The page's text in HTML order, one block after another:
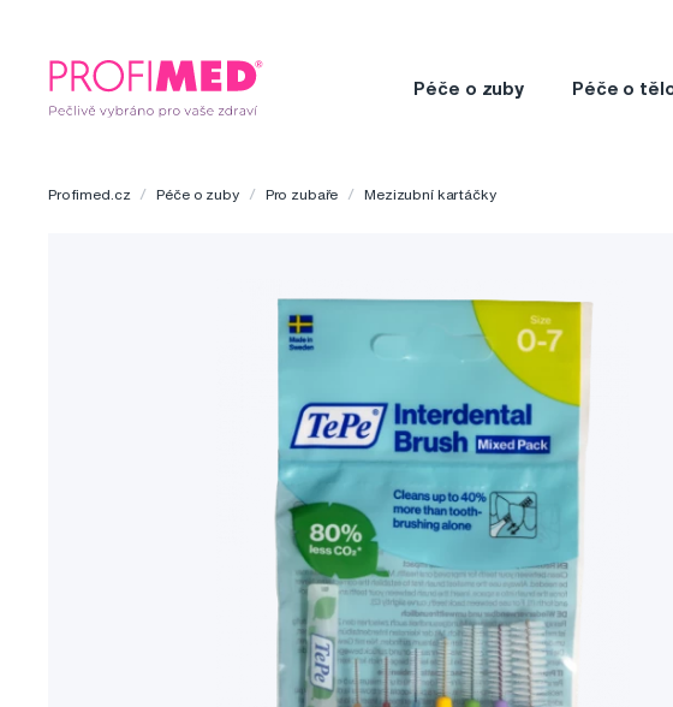
Péče o zuby Péče o
Profimed.cz Péče o zuby Pro zubaře Mezizubní kartáčky